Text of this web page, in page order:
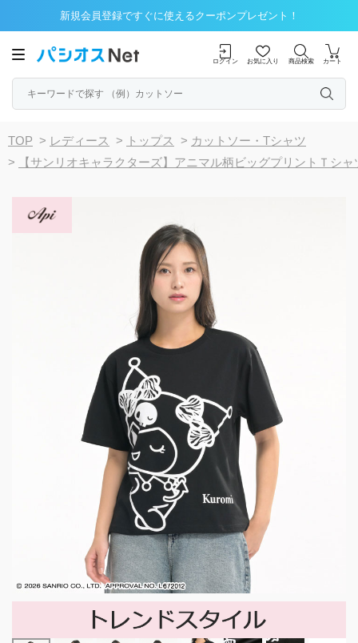
新規会員登録ですぐに使えるクーポンプレゼント！
ログイン お気に入り 商品検索 カート
TOP > レディース > トップス > カットソー・Tシャツ
>
【サンリオキャラクターズ】アニマル柄ビッグプリントＴシャ